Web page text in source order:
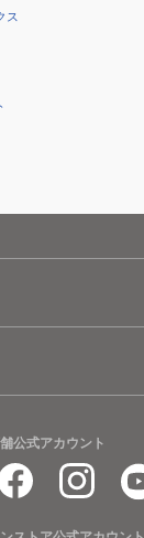
ス
公式アカウント